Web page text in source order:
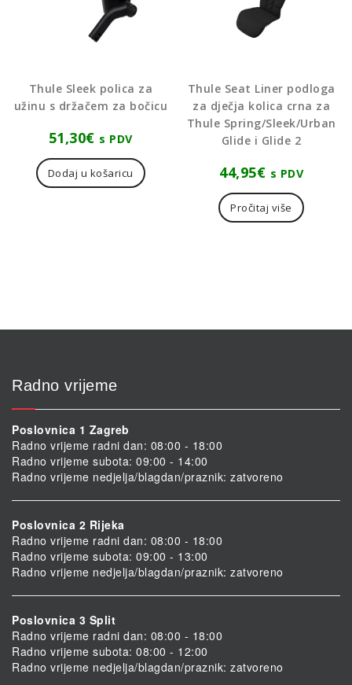
Thule Sleek polica za
užinu s držačem za bočicu
51,30€ s PDV
Dodaj u košaricu
Thule Seat Liner podloga
za dječja kolica crna za
Thule Spring/Sleek/Urban
Glide i Glide 2
44,95€ s PDV
Pročitaj više
Radno vrijeme
Poslovnica 1 Zagreb
Radno vrijeme radni dan: 08:00 - 18:00
Radno vrijeme subota: 09:00 - 14:00
Radno vrijeme nedjelja/blagdan/praznik: zatvoreno
Poslovnica 2 Rijeka
Radno vrijeme radni dan: 08:00 - 18:00
Radno vrijeme subota: 09:00 - 13:00
Radno vrijeme nedjelja/blagdan/praznik: zatvoreno
Poslovnica 3 Split
Radno vrijeme radni dan: 08:00 - 18:00
Radno vrijeme subota: 08:00 - 12:00
Radno vrijeme nedjelja/blagdan/praznik: zatvoreno